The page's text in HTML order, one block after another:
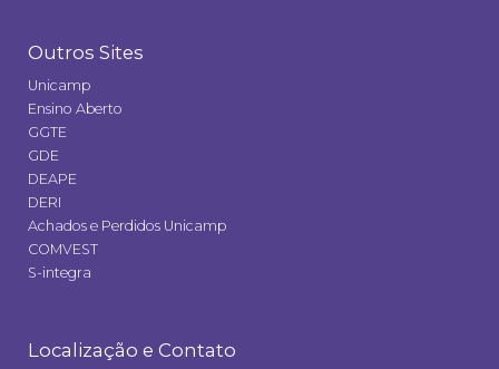
Outros Sites
Unicamp
Ensino Aberto
GGTE
GDE
DEAPE
DERI
Achados e Perdidos Unicamp
COMVEST
S-integra
Localização e Contato